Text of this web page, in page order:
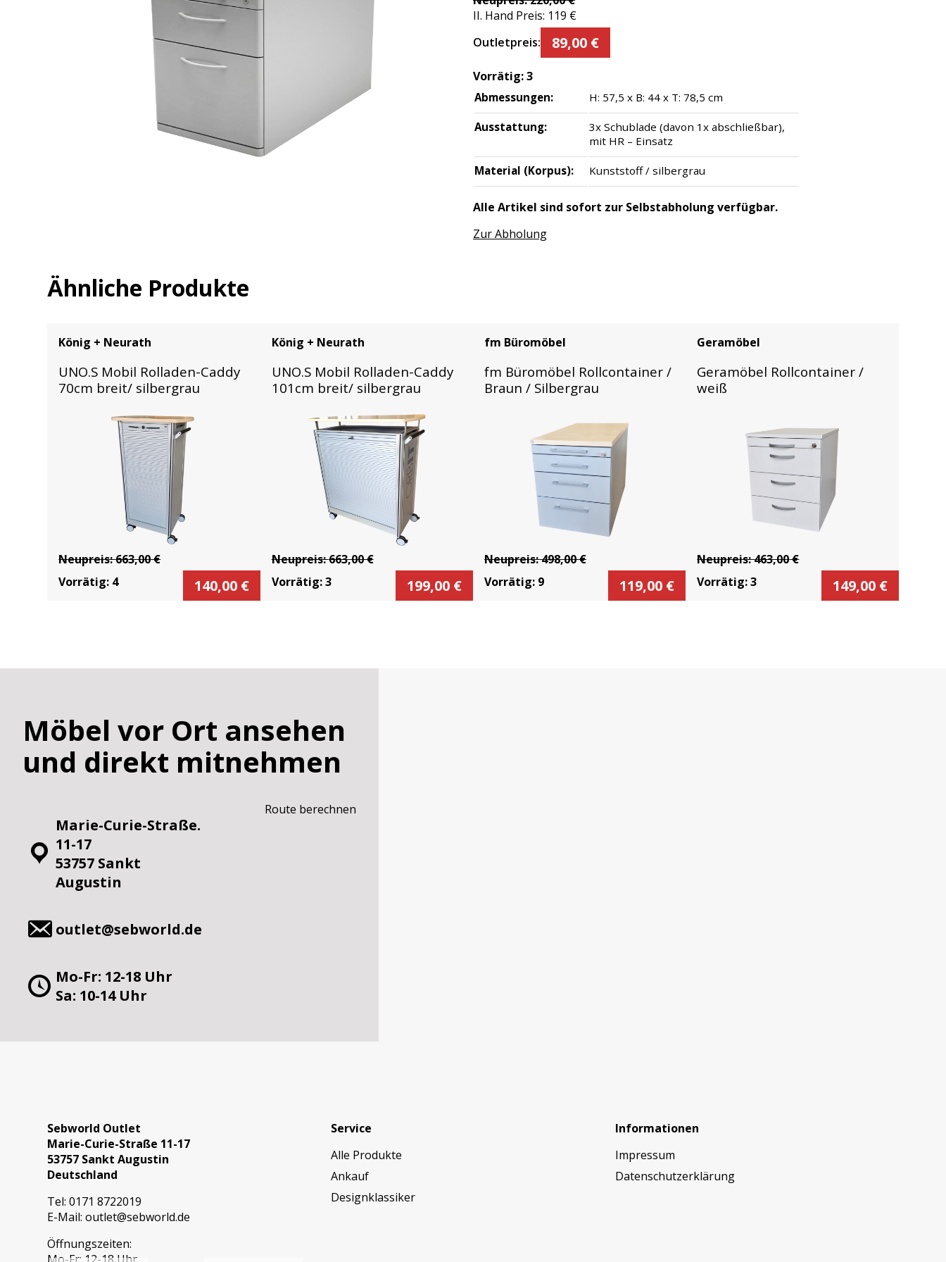
II. Hand Preis: 119 €
Outletpreis:
89,00 €
Vorrätig:3
Abmessungen: H: 57,5 x B: 44 x T: 78,5 cm
Ausstattung:
3x Schublade (davon 1x abschließbar),
mit HR – Einsatz
Material (Korpus): Kunststoff / silbergrau
Alle Artikel sind sofort zur Selbstabholung verfügbar.
Zur Abholung
Ähnliche Produkte
König + Neurath
UNO.S Mobil Rolladen-Caddy
70cm breit/ silbergrau
Neupreis:663,00€
Vorrätig: 4 140,00 €
König + Neurath
UNO.S Mobil Rolladen-Caddy
101cm breit/ silbergrau
Neupreis:663,00€
Vorrätig:3 199,00 €
fm Büromöbel
fm Büromöbel Rollcontainer /
Braun / Silbergrau
Neupreis:498,00€
Vorrätig: 9 119,00 €
Geramöbel
Geramöbel Rollcontainer /
weiß
Neupreis:463,00€
Vorrätig:3 149,00 €
Möbel vor Ort ansehen
und direkt mitnehmen
Marie-Curie-Straße.
11-17
53757 Sankt
Augustin
Route berechnen
outlet@sebworld.de
Mo-Fr: 12-18 Uhr
Sa: 10-14 Uhr
Sebworld Outlet
Marie-Curie-Straße 11-17
53757 Sankt Augustin
Deutschland
Tel:0171 8722019
E-Mail:outlet@sebworld.de
Öffnungszeiten:
Mo-Fr: 12-18 Uhr
Service
Alle Produkte
Ankauf
Designklassiker
Informationen
Impressum
Datenschutzerklärung